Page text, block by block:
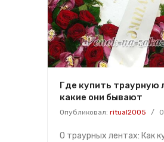
Где купить траурную
какие они бывают
Опубликовал: ritual2005 /
О траурных лентах: Как